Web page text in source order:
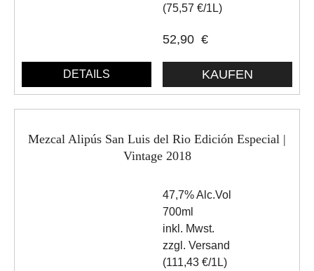
(75,57 €/1L)
52,90 €
DETAILS
Mezcal Alipús San Luis del Rio Edición Especial |
Vintage 2018
47,7% Alc.Vol
700ml
inkl. Mwst.
zzgl. Versand
(111,43 €/1L)